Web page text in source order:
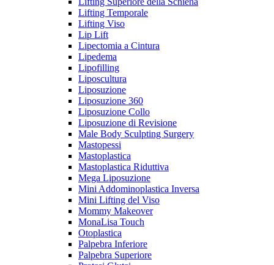
Lifting Temporale
Lifting Viso
Lip Lift
Lipectomia a Cintura
Lipedema
Lipofilling
Liposcultura
Liposuzione
Liposuzione 360
Liposuzione Collo
Liposuzione di Revisione
Male Body Sculpting Surgery
Mastopessi
Mastoplastica
Mastoplastica Riduttiva
Mega Liposuzione
Mini Addominoplastica Inversa
Mini Lifting del Viso
Mommy Makeover
MonaLisa Touch
Otoplastica
Palpebra Inferiore
Palpebra Superiore